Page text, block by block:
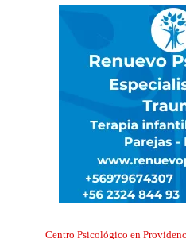
Centro Psicológico en